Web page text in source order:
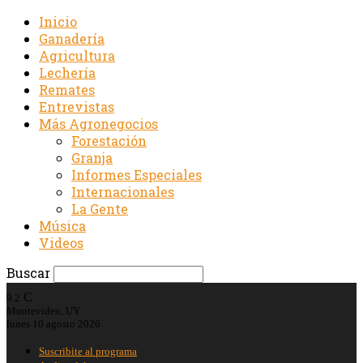
Inicio
Ganadería
Agricultura
Lechería
Remates
Entrevistas
Más Agronegocios
Forestación
Granja
Informes Especiales
Internacionales
La Gente
Música
Videos
Buscar
9.2 C
Montevideo, UY
lunes 10 agosto 2026
Suscribite al programa